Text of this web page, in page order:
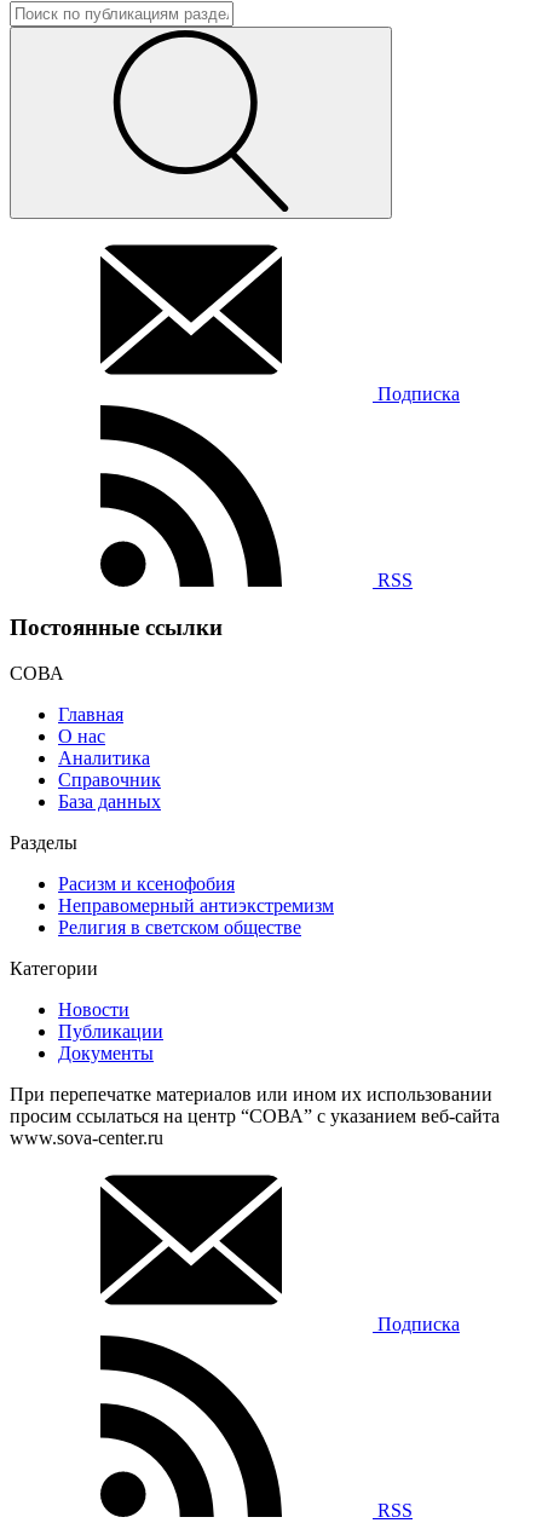
Подписка
RSS
Постоянные ссылки
СОВА
Главная
О нас
Аналитика
Справочник
База данных
Разделы
Расизм и ксенофобия
Неправомерный антиэкстремизм
Религия в светском обществе
Категории
Новости
Публикации
Документы
При перепечатке материалов или ином их использовании
просим ссылаться на центр “СОВА” с указанием веб-сайта
www.sova-center.ru
Подписка
RSS